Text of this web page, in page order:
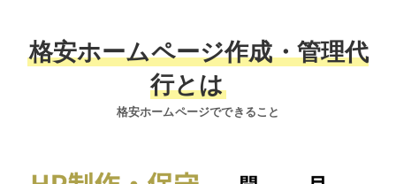
格安ホームページ作成・管理代
行とは
格安ホームページでできること